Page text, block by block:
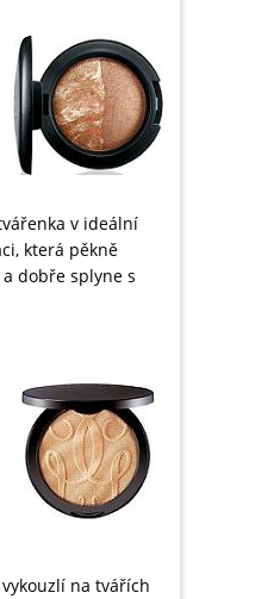
v ideální
která pěkně
dobře splyne s
na tvářích